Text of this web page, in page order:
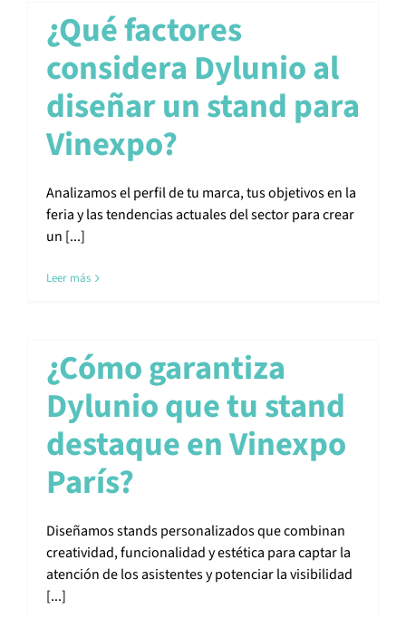
¿Qué factores
considera Dylunio al
diseñar un stand para
Vinexpo?
Analizamos el perfil de tu marca, tus objetivos en la
feria y las tendencias actuales del sector para crear
un [...]
Leer más
¿Cómo garantiza
Dylunio que tu stand
destaque en Vinexpo
París?
Diseñamos stands personalizados que combinan
creatividad, funcionalidad y estética para captar la
atención de los asistentes y potenciar la visibilidad
[...]